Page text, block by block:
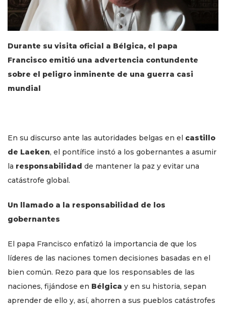
Durante su visita oficial a Bélgica, el papa
Francisco emitió una advertencia contundente
sobre el peligro inminente de una guerra casi
mundial
En su discurso ante las autoridades belgas en el castillo
de Laeken, el pontífice instó a los gobernantes a asumir
la responsabilidad de mantener la paz y evitar una
catástrofe global.
Un llamado a la responsabilidad de los
gobernantes
El papa Francisco enfatizó la importancia de que los
líderes de las naciones tomen decisiones basadas en el
bien común. Rezo para que los responsables de las
naciones, fijándose en Bélgica y en su historia, sepan
aprender de ello y, así, ahorren a sus pueblos catástrofes